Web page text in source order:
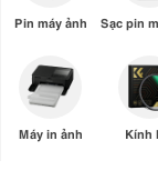
Pin máy ảnh Sạc pin
Máy in ảnh Kính